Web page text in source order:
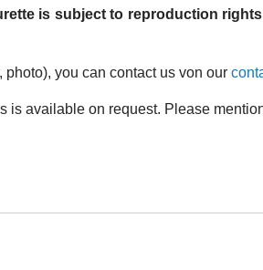
is subject to reproduction
you can contact us von our
available on request. Please